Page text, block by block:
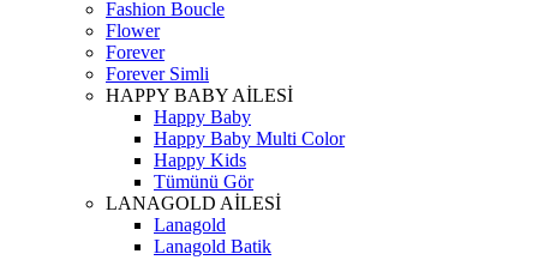
Fashion Boucle
Flower
Forever
Forever Simli
HAPPY BABY AİLESİ
Happy Baby
Happy Baby Multi Color
Happy Kids
Tümünü Gör
LANAGOLD AİLESİ
Lanagold
Lanagold Batik